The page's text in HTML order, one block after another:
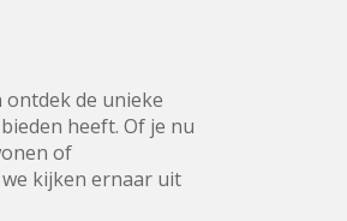
de unieke
heeft. Of je nu
of
kijken ernaar uit